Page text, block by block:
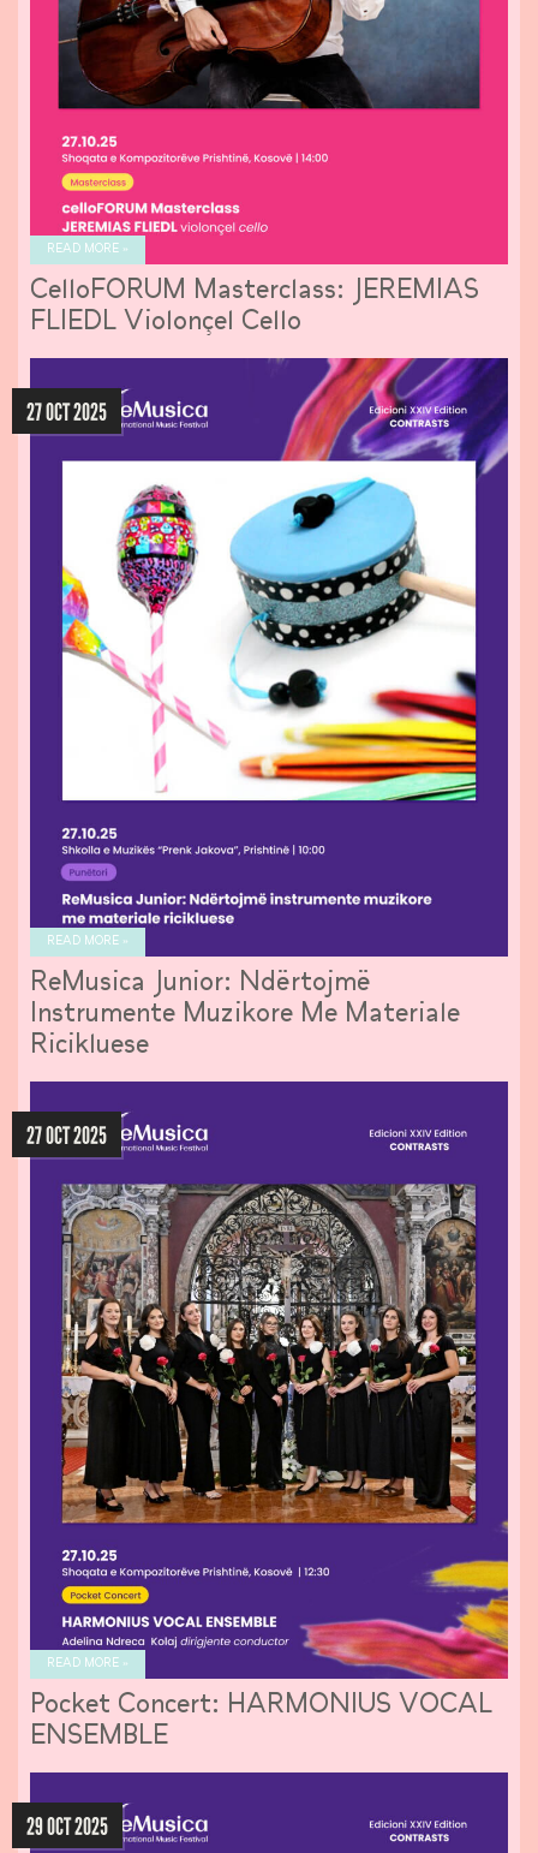
READ MORE »
CelloFORUM Masterclass: JEREMIAS
FLIEDL Violonçel Cello
READ MORE »
27 OCT 2025
ReMusica Junior: Ndërtojmë
Instrumente Muzikore Me Materiale
Ricikluese
READ MORE »
27 OCT 2025
Pocket Concert: HARMONIUS VOCAL
ENSEMBLE
29 OCT 2025